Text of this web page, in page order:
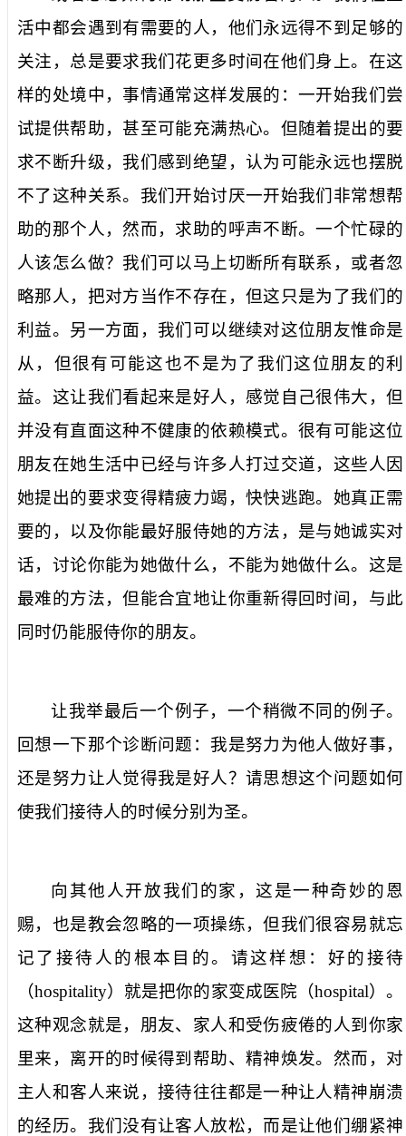
活中都会遇到有需要的人，他们永远得不到足够的
关注，总是要求我们花更多时间在他们身上。在这
样的处境中，事情通常这样发展的：一开始我们尝
试提供帮助，甚至可能充满热心。但随着提出的要
求不断升级，我们感到绝望，认为可能永远也摆脱
不了这种关系。我们开始讨厌一开始我们非常想帮
助的那个人，然而，求助的呼声不断。一个忙碌的
人该怎么做？我们可以马上切断所有联系，或者忽
略那人，把对方当作不存在，但这只是为了我们的
利益。另一方面，我们可以继续对这位朋友惟命是
从，但很有可能这也不是为了我们这位朋友的利
益。这让我们看起来是好人，感觉自己很伟大，但
并没有直面这种不健康的依赖模式。很有可能这位
朋友在她生活中已经与许多人打过交道，这些人因
她提出的要求变得精疲力竭，快快逃跑。她真正需
要的，以及你能最好服侍她的方法，是与她诚实对
话，讨论你能为她做什么，不能为她做什么。这是
最难的方法，但能合宜地让你重新得回时间，与此
同时仍能服侍你的朋友。
让我举最后一个例子，一个稍微不同的例子。
回想一下那个诊断问题： 我是努力为他人做好事，
还是努力让人觉得我是好人？ 请思想这个问题如何
使我们接待人的时候分别为圣。
向其他人开放我们的家，这是一种奇妙的恩
赐，也是教会忽略的一项操练，但我们很容易就忘
记了接待人的根本目的。请这样想：好的接待
（hospitality）就是把你的家变成医院（hospital）。
这种观念就是，朋友、家人和受伤疲倦的人到你家
里来，离开的时候得到帮助、精神焕发。然而，对
主人和客人来说，接待往往都是一种让人精神崩溃
的经历。我们没有让客人放松，而是让他们绷紧神